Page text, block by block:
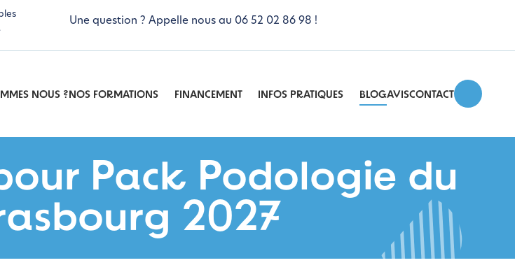
Une question ? Appelle nous au 06 52 02 86 98 !
NOUS ?NOS FORMATIONS FINANCEMENT INFOS PRATIQUES BLOGAVISCONTACT
Pack Podologie du
2027